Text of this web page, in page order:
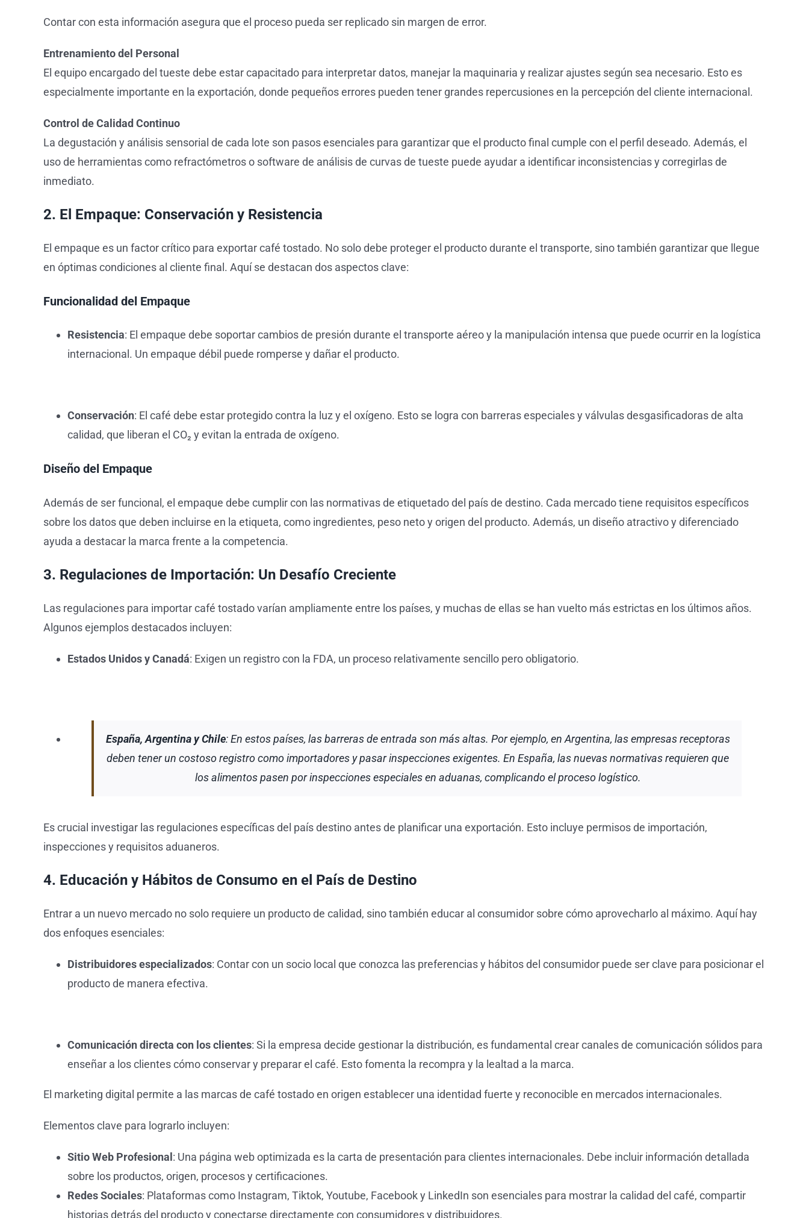
Contar con esta información asegura que el proceso pueda ser replicado sin margen de error.
Entrenamiento del Personal
El equipo encargado del tueste debe estar capacitado para interpretar datos, manejar la maquinaria y realizar ajustes según sea necesario. Esto es
especialmente importante en la exportación, donde pequeños errores pueden tener grandes repercusiones en la percepción del cliente internacional.
Control de Calidad Continuo
La degustación y análisis sensorial de cada lote son pasos esenciales para garantizar que el producto final cumple con el perfil deseado. Además, el
uso de herramientas como refractómetros o software de análisis de curvas de tueste puede ayudar a identificar inconsistencias y corregirlas de
inmediato.
2. El Empaque: Conservación y Resistencia
El empaque es un factor crítico para exportar café tostado. No solo debe proteger el producto durante el transporte, sino también garantizar que llegue
en óptimas condiciones al cliente final. Aquí se destacan dos aspectos clave:
Funcionalidad del Empaque
Resistencia: El empaque debe soportar cambios de presión durante el transporte aéreo y la manipulación intensa que puede ocurrir en la logística
internacional. Un empaque débil puede romperse y dañar el producto.
Conservación: El café debe estar protegido contra la luz y el oxígeno. Esto se logra con barreras especiales y válvulas desgasificadoras de alta
calidad, que liberan el CO₂ y evitan la entrada de oxígeno.
Diseño del Empaque
Además de ser funcional, el empaque debe cumplir con las normativas de etiquetado del país de destino. Cada mercado tiene requisitos específicos
sobre los datos que deben incluirse en la etiqueta, como ingredientes, peso neto y origen del producto. Además, un diseño atractivo y diferenciado
ayuda a destacar la marca frente a la competencia.
3. Regulaciones de Importación: Un Desafío Creciente
Las regulaciones para importar café tostado varían ampliamente entre los países, y muchas de ellas se han vuelto más estrictas en los últimos años.
Algunos ejemplos destacados incluyen:
Estados Unidos y Canadá: Exigen un registro con la FDA, un proceso relativamente sencillo pero obligatorio.
España, Argentina y Chile: En estos países, las barreras de entrada son más altas. Por ejemplo, en Argentina, las empresas receptoras
deben tener un costoso registro como importadores y pasar inspecciones exigentes. En España, las nuevas normativas requieren que
los alimentos pasen por inspecciones especiales en aduanas, complicando el proceso logístico.
Es crucial investigar las regulaciones específicas del país destino antes de planificar una exportación. Esto incluye permisos de importación,
inspecciones y requisitos aduaneros.
4. Educación y Hábitos de Consumo en el País de Destino
Entrar a un nuevo mercado no solo requiere un producto de calidad, sino también educar al consumidor sobre cómo aprovecharlo al máximo. Aquí hay
dos enfoques esenciales:
Distribuidores especializados: Contar con un socio local que conozca las preferencias y hábitos del consumidor puede ser clave para posicionar el
producto de manera efectiva.
Comunicación directa con los clientes: Si la empresa decide gestionar la distribución, es fundamental crear canales de comunicación sólidos para
enseñar a los clientes cómo conservar y preparar el café. Esto fomenta la recompra y la lealtad a la marca.
El marketing digital permite a las marcas de café tostado en origen establecer una identidad fuerte y reconocible en mercados internacionales.
Elementos clave para lograrlo incluyen:
Sitio Web Profesional: Una página web optimizada es la carta de presentación para clientes internacionales. Debe incluir información detallada
sobre los productos, origen, procesos y certificaciones.
Redes Sociales: Plataformas como Instagram, Tiktok, Youtube, Facebook y LinkedIn son esenciales para mostrar la calidad del café, compartir
historias detrás del producto y conectarse directamente con consumidores y distribuidores.